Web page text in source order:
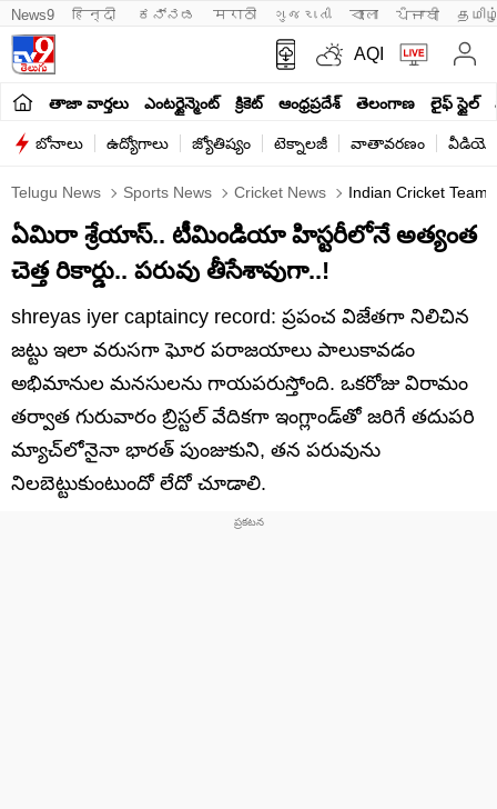
News9 हिन्दी ಕನ್ನಡ मराठी ગુજરાતી বাংলা ਪੰਜਾਬੀ
AQI
తాజా వార్తలు ఎంటర్టైన్మెంట్ క్రికెట్ ఆంధ్రప్రదేశ్ తెలంగాణ లైఫ్ స్టైల్
బోనాలు ఉద్యోగాలు జ్యోతిష్యం టెక్నాలజీ వాతావరణం
Telugu News Sports News Cricket News Indian Cricket Team
ఏమిరా శ్రేయాస్.. టీమిండియా హిస్టరీలోనే అత్యంత
చెత్త రికార్డు.. పరువు తీసేశావుగా..!
shreyas iyer captaincy record: ​ప్రపంచ విజేతగా నిలిచిన
జట్టు ఇలా వరుసగా ఘోర పరాజయాలు పాలుకావడం
అభిమానుల మనసులను గాయపరుస్తోంది. ఒకరోజు విరామం
తర్వాత గురువారం బ్రిస్టల్ వేదికగా ఇంగ్లాండ్‌తో జరిగే తదుపరి
మ్యాచ్‌లోనైనా భారత్ పుంజుకుని, తన పరువును
నిలబెట్టుకుంటుందో లేదో చూడాలి.